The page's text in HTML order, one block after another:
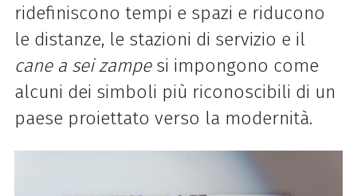
ridefiniscono tempi e spazi e riducono
le distanze, le stazioni di servizio e il
cane a sei zampesi impongono come
alcuni dei simboli più riconoscibili di un
paese proiettato verso la modernità.